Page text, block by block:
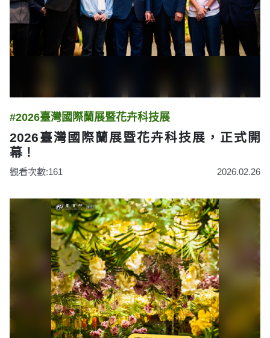
#2026臺灣國際蘭展暨花卉科技展
2026臺灣國際蘭展暨花卉科技展，正式開
幕！
觀看次數:161 2026.02.26